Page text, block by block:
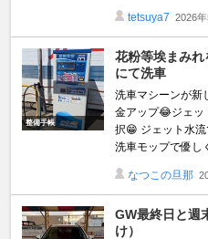
tetsuya7 2026
整備手帳
花粉等埃まみ
にて洗車
洗車マシーンが新
金アップ😂ジェッ
択😁 ジェット水
洗車モップで優し
なつこの旦那
GW最終日と週
け）